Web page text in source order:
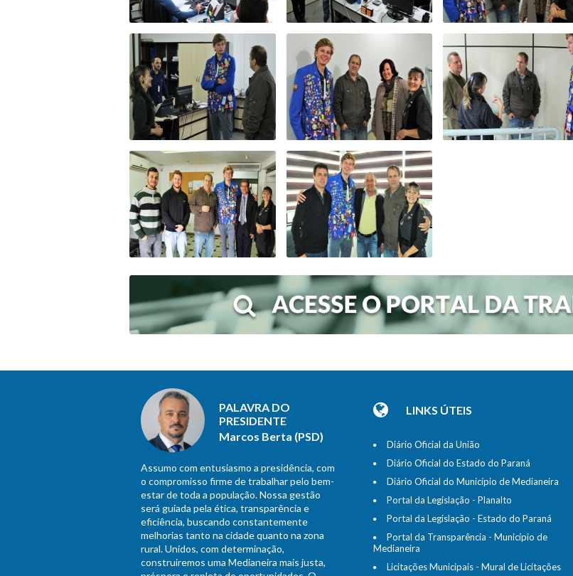
PALAVRA DO
PRESIDENTE
Marcos Berta (PSD)
Assumo com entusiasmo a presidência, com
o compromisso firme de trabalhar pelo bem-
estar de toda a população. Nossa gestão
será guiada pela ética, transparência e
eficiência, buscando constantemente
melhorias tanto na cidade quanto na zona
rural. Unidos, com determinação,
construiremos uma Medianeira mais justa,
LINKS ÚTEIS
Diário Oficial da União
Diário Oficial do Estado do Paraná
Diário Oficial do Município de Medianeira
Portal da Legislação - Planalto
Portal da Legislação - Estado do Paraná
Portal da Transparência - Município de
Medianeira
Licitações Municipais - Mural de Licitações